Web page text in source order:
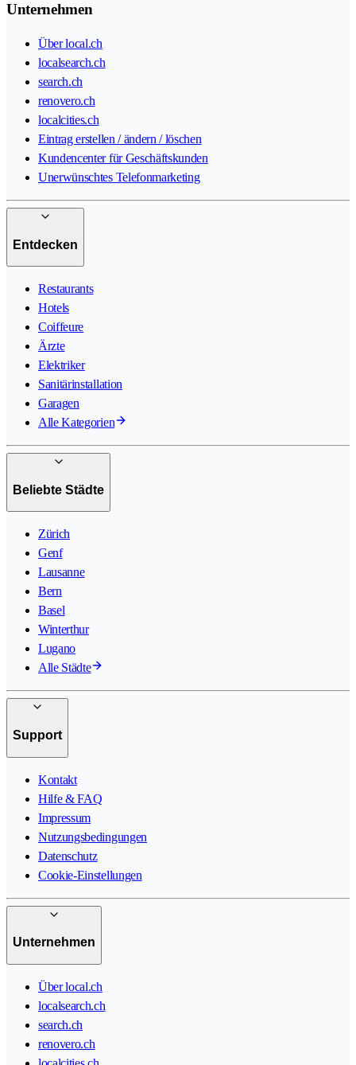
Unternehmen
Über local.ch
localsearch.ch
search.ch
renovero.ch
localcities.ch
Eintrag erstellen / ändern / löschen
Kundencenter für Geschäftskunden
Unerwünschtes Telefonmarketing
Entdecken
Restaurants
Hotels
Coiffeure
Ärzte
Elektriker
Sanitärinstallation
Garagen
Alle Kategorien
Beliebte Städte
Zürich
Genf
Lausanne
Bern
Basel
Winterthur
Lugano
Alle Städte
Support
Kontakt
Hilfe & FAQ
Impressum
Nutzungsbedingungen
Datenschutz
Cookie-Einstellungen
Unternehmen
Über local.ch
localsearch.ch
search.ch
renovero.ch